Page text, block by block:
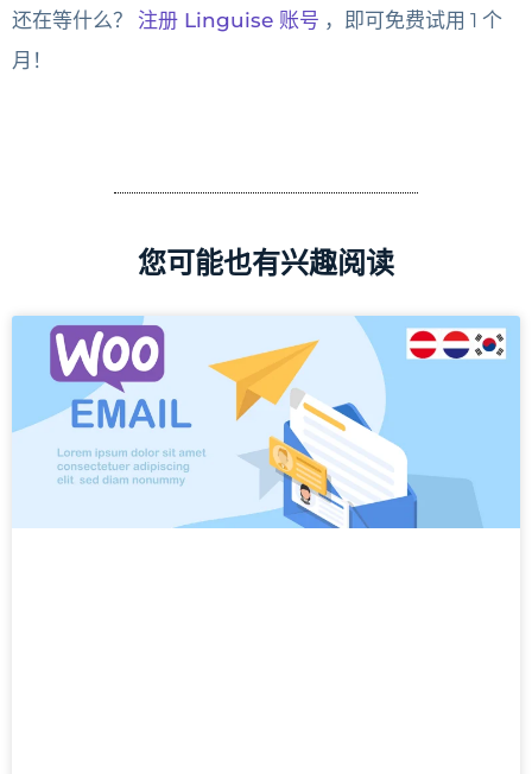
还在等什么？ 注册 Linguise 账号 ，即可免费试用 1 个
月！
您可能也有兴趣阅读